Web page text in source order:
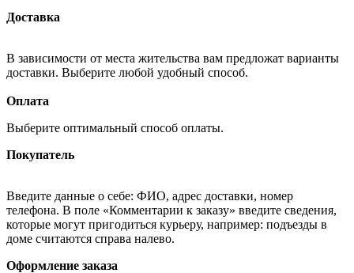
Доставка
В зависимости от места жительства вам предложат варианты
доставки. Выберите любой удобный способ.
Оплата
Выберите оптимальный способ оплаты.
Покупатель
Введите данные о себе: ФИО, адрес доставки, номер
телефона. В поле «Комментарии к заказу» введите сведения,
которые могут пригодиться курьеру, например: подъезды в
доме считаются справа налево.
Оформление заказа